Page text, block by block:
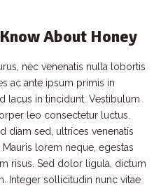
About Honey
nec venenatis nulla lobortis
ac ante ipsum primis in
lacus in tincidunt. Vestibulum
leo consectetur luctus.
diam sed, ultrices venenatis
lorem neque, egestas
risus. Sed dolor ligula, dictum
Integer sollicitudin nunc vitae